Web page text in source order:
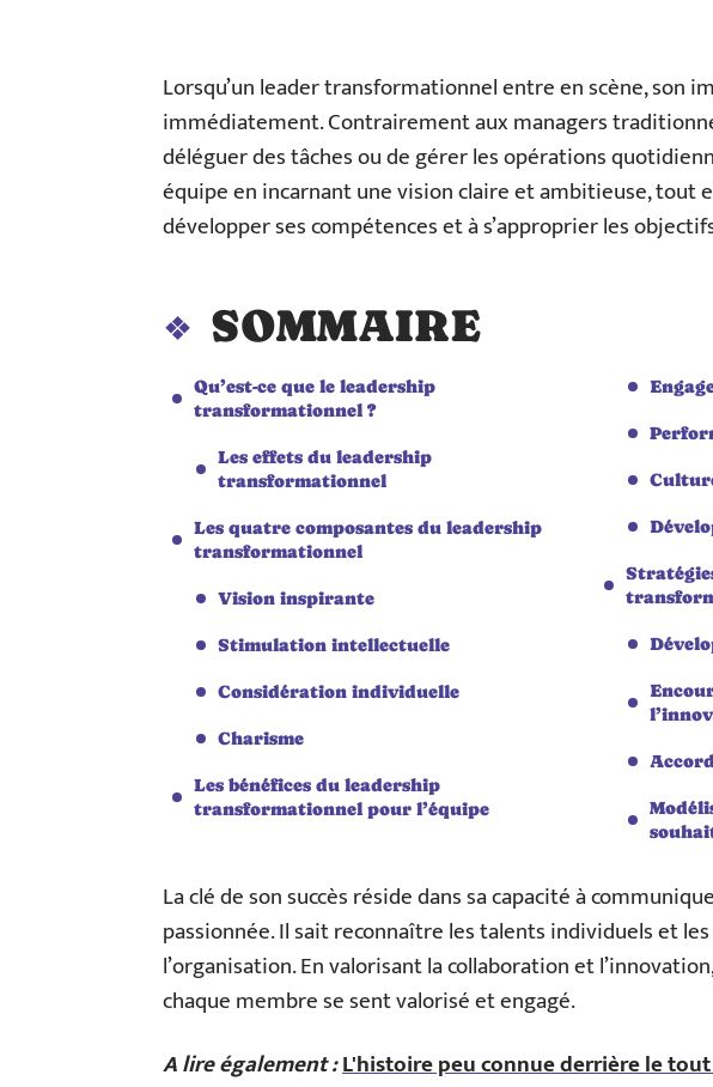
Lorsqu’un leader transformationnel entre en scène, son
immédiatement. Contrairement aux managers
déléguer des tâches ou de gérer les opérations
équipe en incarnant une vision claire et ambitieuse, tout
développer ses compétences et à s’approprier les
SOMMAIRE
Qu’est-ce que le leadership
transformationnel ?
Les effets du leadership
transformationnel
Les quatre composantes du leadership
transformationnel
Vision inspirante
Stimulation intellectuelle
Considération individuelle
Charisme
Les bénéfices du leadership
transformationnel pour l’équipe
La clé de son succès réside dans sa capacité à
passionnée. Il sait reconnaître les talents individuels et
l’organisation. En valorisant la collaboration et
chaque membre se sent valorisé et engagé.
A lire également :L'histoire peu connue derrière le